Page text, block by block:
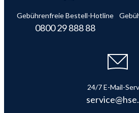
Gebührenfreie Bestell-Hotline
0800 29 888 88
24/7 E-Mail-